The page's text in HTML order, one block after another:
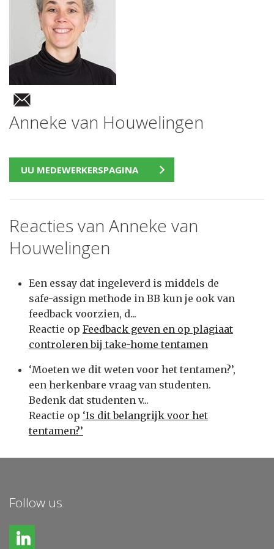
Anneke van Houwelingen
UU MEDEWERKERSPAGINA
Reacties van Anneke van
Houwelingen
Een essay dat ingeleverd is middels de
safe-assign methode in BB kun je ook van
feedback voorzien, d...
Reactie op Feedback geven en op plagiaat
controleren bij take-home tentamen
‘Moeten we dit weten voor het tentamen?’,
een herkenbare vraag van studenten.
Bedenk dat studenten v...
Reactie op ‘Is dit belangrijk voor het
tentamen?’
Follow us